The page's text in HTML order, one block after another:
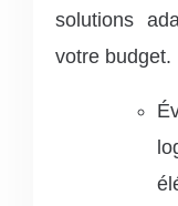
solutions
votre budget.